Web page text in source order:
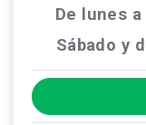
De lunes
Sábado y